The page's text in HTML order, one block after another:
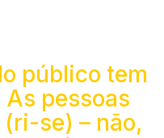
público tem
pessoas
se) – não,